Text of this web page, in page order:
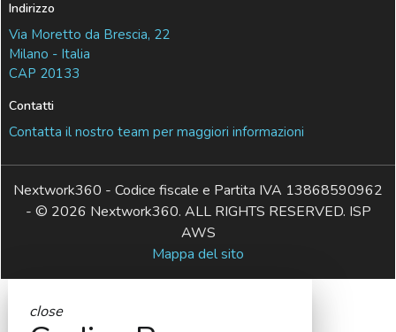
Indirizzo
Via Moretto da Brescia, 22
Milano - Italia
CAP 20133
Contatti
Contatta il nostro team per maggiori informazioni
Nextwork360 - Codice fiscale e Partita IVA 13868590962
- © 2026 Nextwork360. ALL RIGHTS RESERVED. ISP
AWS
Mappa del sito
close